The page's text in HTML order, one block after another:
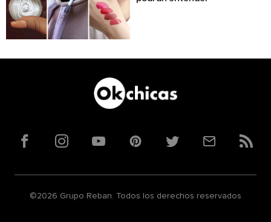
FacebookInstagramYouTubePinterestTwitterCorreoRSS
©2026 Grupo Reban. Todos los derechos reservados